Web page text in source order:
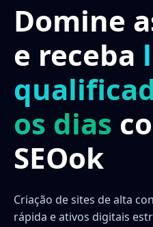
Domine
e receba
os dias
SEOok
Criação de sites de alta
rápida e ativos digitais